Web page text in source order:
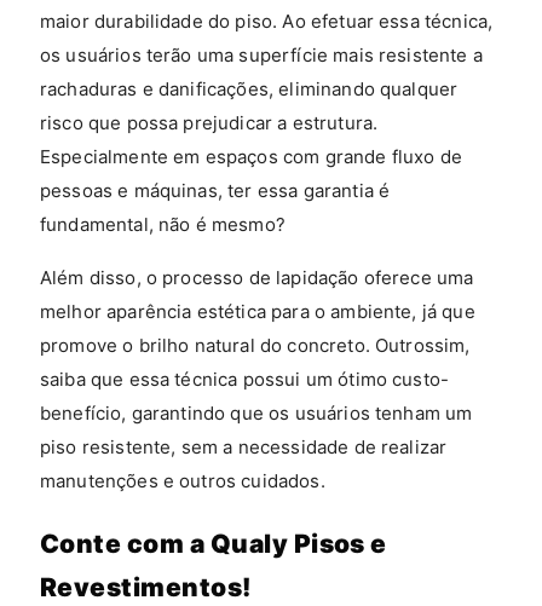
maior durabilidade do piso. Ao efetuar essa técnica,
os usuários terão uma superfície mais resistente a
rachaduras e danificações, eliminando qualquer
risco que possa prejudicar a estrutura.
Especialmente em espaços com grande fluxo de
pessoas e máquinas, ter essa garantia é
fundamental, não é mesmo?
Além disso, o processo de lapidação oferece uma
melhor aparência estética para o ambiente, já que
promove o brilho natural do concreto. Outrossim,
saiba que essa técnica possui um ótimo custo-
benefício, garantindo que os usuários tenham um
piso resistente, sem a necessidade de realizar
manutenções e outros cuidados.
Conte com a Qualy Pisos e
Revestimentos!